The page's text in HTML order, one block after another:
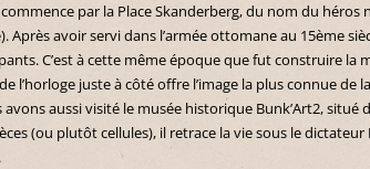
par la Place Skanderberg, du nom du
Après avoir servi dans l’armée ottomane au 15ème
C’est à cette même époque que fut construire la
l’horloge juste à côté offre l’image la plus connue de
avons aussi visité le musée historique Bunk’Art2,
(ou plutôt cellules), il retrace la vie sous le